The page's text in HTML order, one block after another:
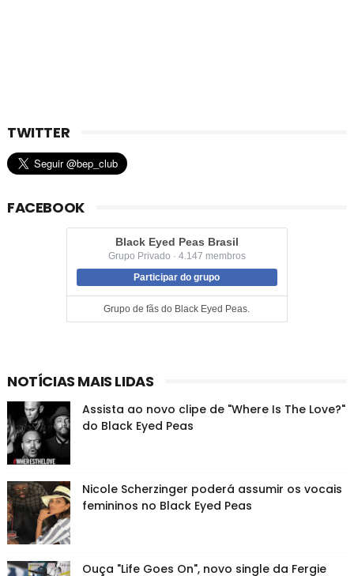
TWITTER
FACEBOOK
Black Eyed Peas Brasil
Grupo Privado · 4.147 membros
Participar do grupo
Grupo de fãs do Black Eyed Peas.
NOTÍCIAS MAIS LIDAS
Assista ao novo clipe de "Where Is The Love?"
do Black Eyed Peas
Nicole Scherzinger poderá assumir os vocais
femininos no Black Eyed Peas
Ouça "Life Goes On", novo single da Fergie